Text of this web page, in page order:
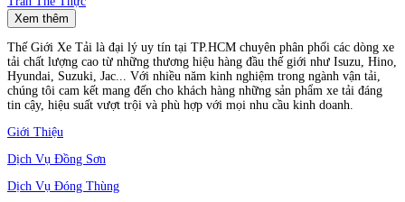
Xem thêm
Thế Giới Xe Tải là đại lý uy tín tại TP.HCM chuyên phân phối các dòng xe
tải chất lượng cao từ những thương hiệu hàng đầu thế giới như Isuzu, Hino,
Hyundai, Suzuki, Jac... Với nhiều năm kinh nghiệm trong ngành vận tải,
chúng tôi cam kết mang đến cho khách hàng những sản phẩm xe tải đáng
tin cậy, hiệu suất vượt trội và phù hợp với mọi nhu cầu kinh doanh.
Giới Thiệu
Dịch Vụ Đồng Sơn
Dịch Vụ Đóng Thùng